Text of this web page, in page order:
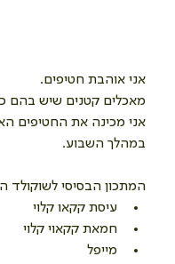
אני אוהבת חטיפים.
מאכלים קטנים שיש בהם
אני מכינה את החטיפים
במהלך השבוע.
המתכון הבסיסי לשוקולד
עיסת קקאו קלוי
חמאת קקאוי קלוי
מייפל